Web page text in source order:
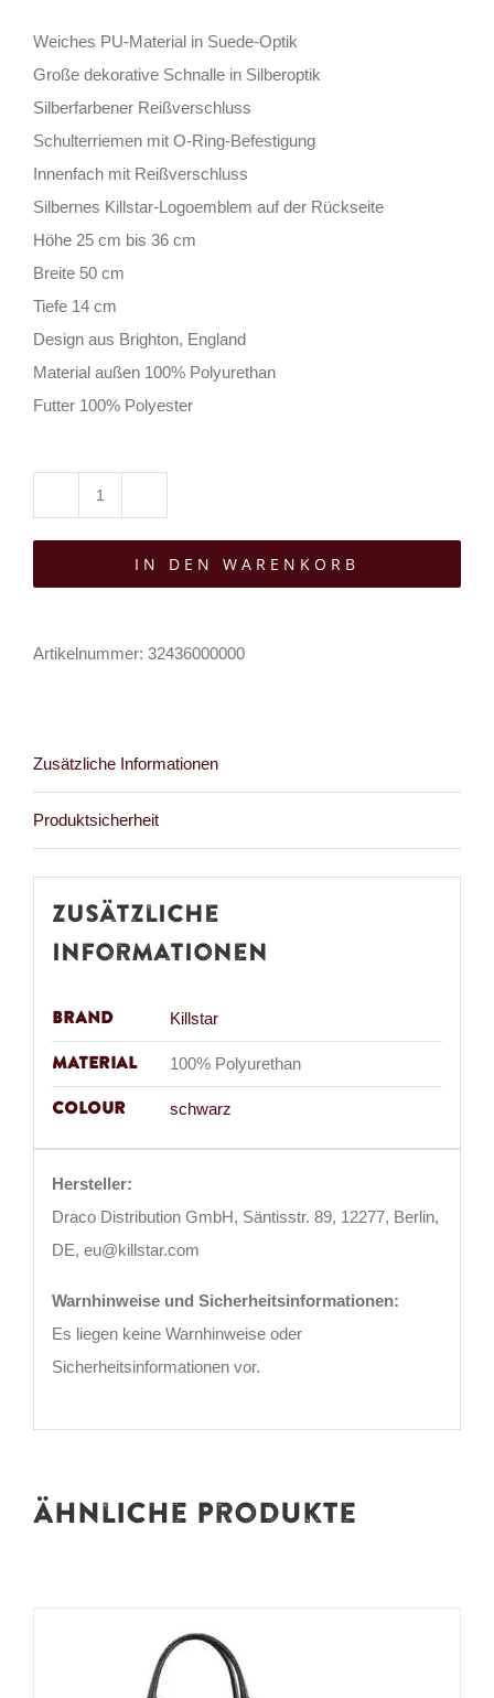
Weiches PU-Material in Suede-Optik
Große dekorative Schnalle in Silberoptik
Silberfarbener Reißverschluss
Schulterriemen mit O-Ring-Befestigung
Innenfach mit Reißverschluss
Silbernes Killstar-Logoemblem auf der Rückseite
Höhe 25 cm bis 36 cm
Breite 50 cm
Tiefe 14 cm
Design aus Brighton, England
Material außen 100% Polyurethan
Futter 100% Polyester
Tasche
Selenes
IN DEN WARENKORB
Artikelnummer: 32436000000
Zusätzliche Informationen
Produktsicherheit
Zusätzliche
Informationen
Brand Killstar
Material 100% Polyurethan
Colour schwarz
Hersteller:
Draco Distribution GmbH, Säntisstr. 89, 12277, Berlin,
DE, eu@killstar.com
Warnhinweise und Sicherheitsinformationen:
Es liegen keine Warnhinweise oder
Sicherheitsinformationen vor.
Ähnliche Produkte